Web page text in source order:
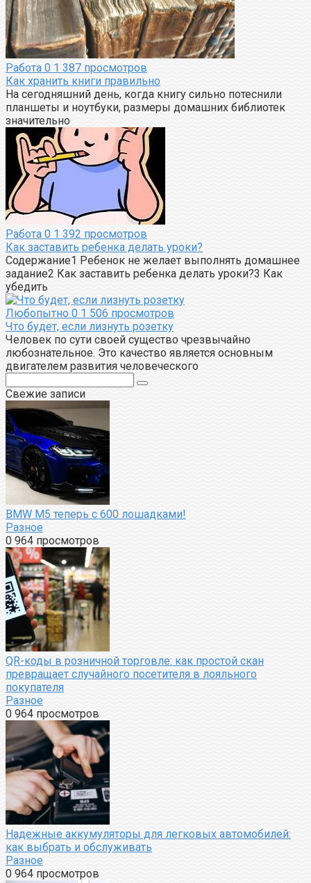
Работа 0 1 387 просмотров
Как хранить книги правильно
На сегодняшний день, когда книгу сильно потеснили
планшеты и ноутбуки, размеры домашних библиотек
значительно
Работа 0 1 392 просмотров
Как заставить ребенка делать уроки?
Содержание1 Ребенок не желает выполнять домашнее
задание2 Как заставить ребенка делать уроки?3 Как
убедить
Любопытно 0 1 506 просмотров
Что будет, если лизнуть розетку
Человек по сути своей существо чрезвычайно
любознательное. Это качество является основным
двигателем развития человеческого
Свежие записи
BMW M5 теперь с 600 лошадками!
Разное
0 964 просмотров
QR-коды в розничной торговле: как простой скан
превращает случайного посетителя в лояльного
покупателя
Разное
0 964 просмотров
Надежные аккумуляторы для легковых автомобилей:
как выбрать и обслуживать
Разное
0 964 просмотров